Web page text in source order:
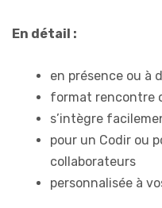
En détail :
en présence ou à
format rencontre
s’intègre
pour un Codir ou
collaborateurs
personnalisée à